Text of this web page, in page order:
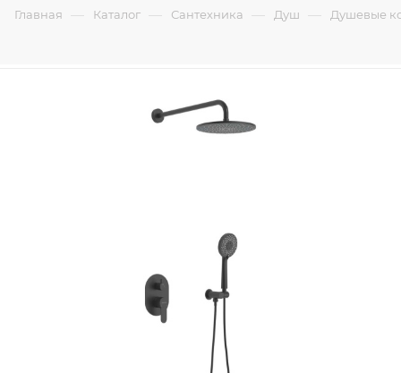
Главная — Каталог — Сантехника — Душ — Душевые